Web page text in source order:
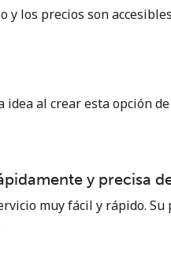
→
y los precios son
idea al crear esta opción
y precisa
muy fácil y rápido. Su